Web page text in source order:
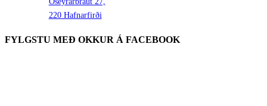
220 Hafnarfirði
FYLGSTU MEÐ OKKUR Á FACEBOOK